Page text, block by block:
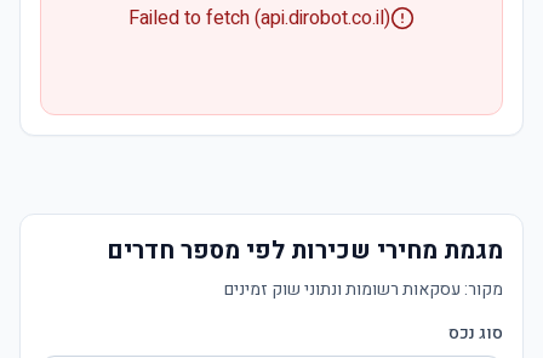
Failed to fetch (api.dirobot.co.il)
מגמת מחירי שכירות לפי מספר חדרים
מקור: עסקאות רשומות ונתוני שוק זמינים
סוג נכס